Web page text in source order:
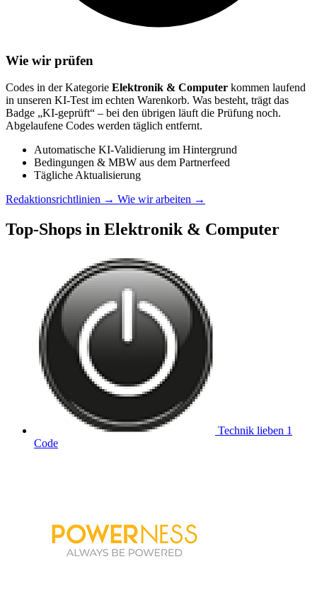
Wie wir prüfen
Codes in der Kategorie Elektronik & Computer kommen laufend
in unseren KI-Test im echten Warenkorb. Was besteht, trägt das
Badge „KI-geprüft“ – bei den übrigen läuft die Prüfung noch.
Abgelaufene Codes werden täglich entfernt.
Automatische KI-Validierung im Hintergrund
Bedingungen & MBW aus dem Partnerfeed
Tägliche Aktualisierung
Redaktionsrichtlinien → Wie wir arbeiten →
Top-Shops in Elektronik & Computer
Technik lieben 1
Code